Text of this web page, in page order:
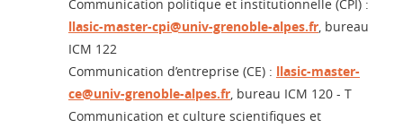
Communication politique et institutionnelle (CPI) :
llasic-master-cpi@univ-grenoble-alpes.fr , bureau
ICM 122
Communication d’entreprise (CE) : llasic-master-
ce@univ-grenoble-alpes.fr , bureau ICM 120 - T
Communication et culture scientifiques et